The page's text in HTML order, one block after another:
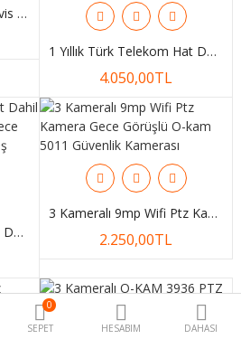
(0)
0
SEPET
HESABIM DAHASI
O-Kam Ztech Teknik Servis Formu
1 Yıllık Türk Telekom Hat Dahil O-KAM 3815 PTZ Solar Kamera Sim Kartlı 4G Güvenlik Kamerası Güneş Enerjili
4.050,00TL
1 Yıllık Türk Telekom Hat Dahil O-Kam 5051 3 Kameralı Gece Görüşlü 4g Sim Kartlı Güneş Panelli Güvenlik Kamerası
3 Kameralı 9mp Wifi Ptz Kamera Gece Görüşlü O-Kam 5011 Güvenlik Kamerası
2.250,00TL